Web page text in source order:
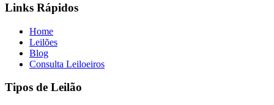
Links Rápidos
Home
Leilões
Blog
Consulta Leiloeiros
Tipos de Leilão